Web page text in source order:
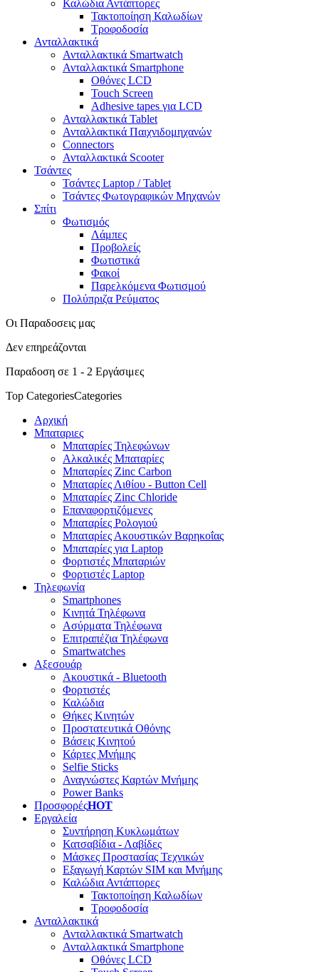
Καλώδια Αντάπτορες
Τακτοποίηση Καλωδίων
Τροφοδοσία
Ανταλλακτικά
Ανταλλακτικά Smartwatch
Ανταλλακτικά Smartphone
Οθόνες LCD
Touch Screen
Adhesive tapes για LCD
Ανταλλακτικά Tablet
Ανταλλακτικά Παιχνιδομηχανών
Connectors
Ανταλλακτικά Scooter
Τσάντες
Τσάντες Laptop / Tablet
Τσάντες Φωτoγραφικών Μηχανών
Σπίτι
Φωτισμός
Λάμπες
Προβολείς
Φωτιστικά
Φακοί
Παρελκόμενα Φωτισμού
Πολύπριζα Ρεύματος
Οι Παραδοσεις μας
Δεν επηρεάζονται
Παραδοση σε 1 - 2 Εργάσιμες
Top CategoriesCategories
Αρχική
Μπαταριες
Μπαταρίες Τηλεφώνων
Αλκαλικές Μπαταρίες
Μπαταρίες Zinc Carbon
Μπαταρίες Λιθίου - Button Cell
Μπαταρίες Zinc Chloride
Επαναφορτιζόμενες
Μπαταρίες Ρολογιού
Μπαταρίες Ακουστικών Βαρηκοΐας
Μπαταρίες για Laptop
Φορτιστές Μπαταριών
Φορτιστές Laptop
Τηλεφωνία
Smartphones
Κινητά Τηλέφωνα
Ασύρματα Τηλέφωνα
Επιτραπέζια Τηλέφωνα
Smartwatches
Αξεσουάρ
Ακουστικά - Bluetooth
Φορτιστές
Καλώδια
Θήκες Κινητών
Προστατευτικά Οθόνης
Βάσεις Κινητού
Κάρτες Μνήμης
Selfie Sticks
Αναγνώστες Καρτών Μνήμης
Power Banks
ΠροσφορέςHOT
Εργαλεία
Συντήρηση Κυκλωμάτων
Κατσαβίδια - Λαβίδες
Μάσκες Προστασίας Τεχνικών
Εξαγωγή Καρτών SIM και Μνήμης
Καλώδια Αντάπτορες
Τακτοποίηση Καλωδίων
Τροφοδοσία
Ανταλλακτικά
Ανταλλακτικά Smartwatch
Ανταλλακτικά Smartphone
Οθόνες LCD